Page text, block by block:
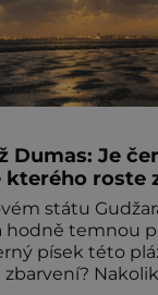
Dumas: Je
kterého roste
státu
hodně temnou
písek této
takové netypické